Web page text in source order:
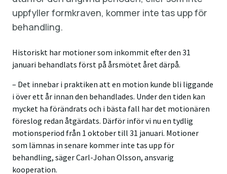
uppfyller formkraven, kommer inte tas upp för
behandling.
Historiskt har motioner som inkommit efter den 31
januari behandlats först på årsmötet året därpå.
– Det innebar i praktiken att en motion kunde bli liggande
i över ett år innan den behandlades. Under den tiden kan
mycket ha förändrats och i bästa fall har det motionären
föreslog redan åtgärdats. Därför inför vi nu en tydlig
motionsperiod från 1 oktober till 31 januari. Motioner
som lämnas in senare kommer inte tas upp för
behandling, säger Carl-Johan Olsson, ansvarig
kooperation.